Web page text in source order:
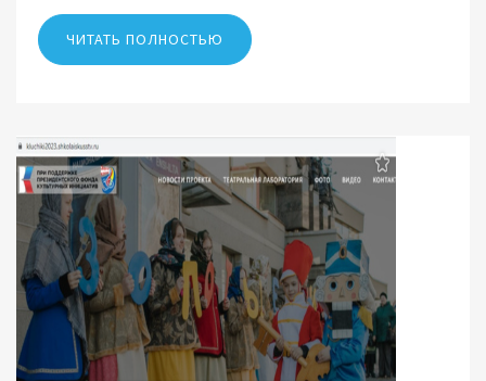
ЧИТАТЬ ПОЛНОСТЬЮ